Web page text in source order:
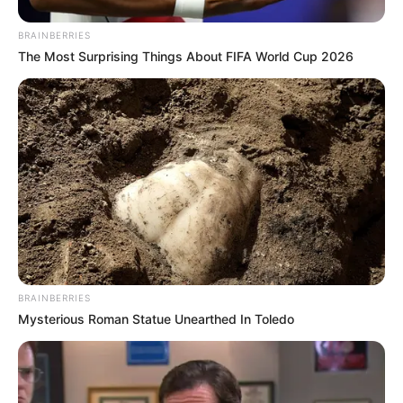
ACTIVAR AHORA
TEMAS DESTACADOS
EMERGENCIAS POR LLUVIAS
METRO DE MEDELLÍN
ELECCIONES PRESIDENCIALES
MARINILLA - ANTIOQUIA
EPM
YONDÓ - ANTIOQUIA
RIONEGRO
BRAINBERRIES
The Most Surprising Things About FIFA World Cup 2026
BRAINBERRIES
Mysterious Roman Statue Unearthed In Toledo